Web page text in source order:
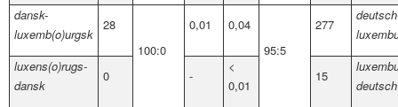
dansk-
luxemb(o)urgsk
28
100:0
0,01
0,04
95:5
277
luxens(o)rugs-
dansk
0 -
<
0,01
15
deutsch